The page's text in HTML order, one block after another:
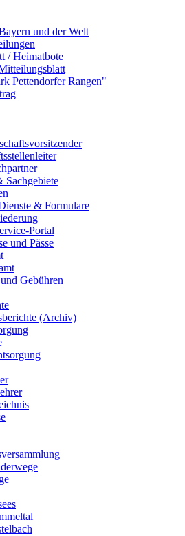
und der Welt
/ Heimatbote
Pettendorfer Rangen"
Sachgebiete
& Formulare
Portal
und Pässe
Gebühren
(Archiv)